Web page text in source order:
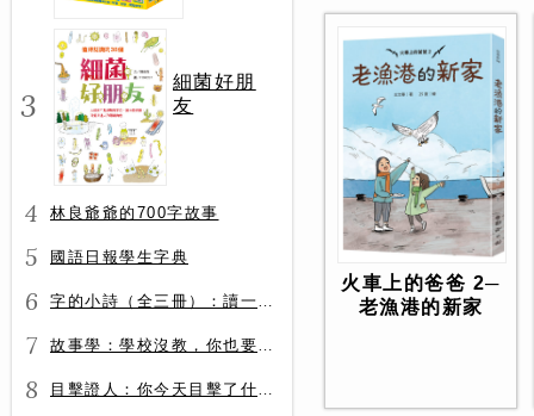
3
細菌好朋
友
4 林良爺爺的700字故事
5 國語日報學生字典
6 字的小詩（全三冊）：讀一首詩，交一個字朋友（字字小宇宙+字字看心情+字字有意思）
7 故事學：學校沒教，你也要會的表達力
8 目擊證人：你今天目擊了什麼？
火車上的爸爸 2─
老漁港的新家